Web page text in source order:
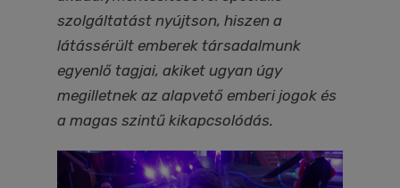
szolgáltatást nyújtson, hiszen a
látássérült emberek társadalmunk
egyenlő tagjai, akiket ugyan úgy
megilletnek az alapvető emberi jogok és
a magas szintű kikapcsolódás.